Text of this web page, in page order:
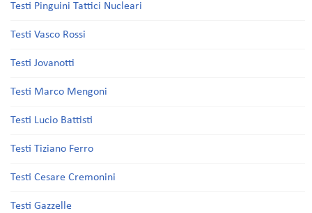
Testi Pinguini Tattici Nucleari
Testi Vasco Rossi
Testi Jovanotti
Testi Marco Mengoni
Testi Lucio Battisti
Testi Tiziano Ferro
Testi Cesare Cremonini
Testi Gazzelle